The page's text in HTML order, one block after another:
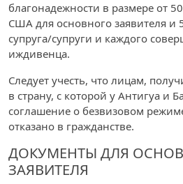
благонадежности в размере от
США для основного заявителя
супруга/супруги и каждого
иждивенца.
Следует учесть, что лицам,
в страну, с которой у Антигуа и
соглашение о безвизовом
отказано в гражданстве.
ДОКУМЕНТЫ ДЛЯ
ЗАЯВИТЕЛЯ